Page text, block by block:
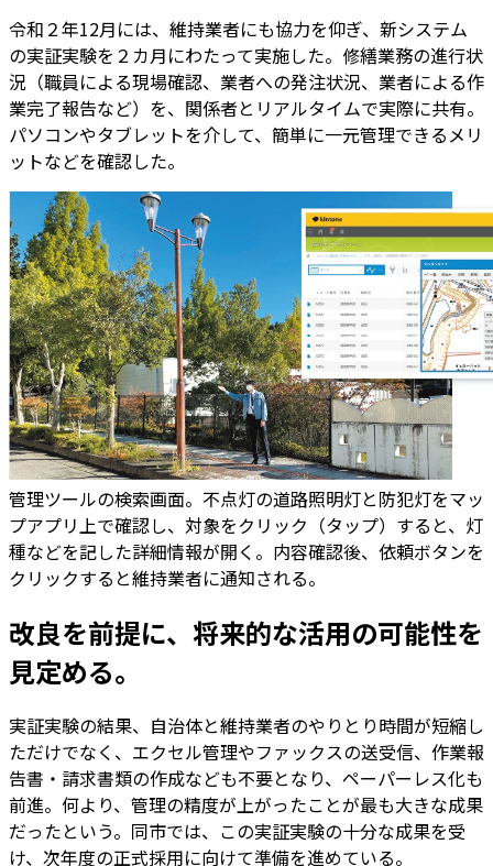
令和２年12月には、維持業者にも協力を仰ぎ、新システム
の実証実験を２カ月にわたって実施した。修繕業務の進行状
況（職員による現場確認、業者への発注状況、業者による作
業完了報告など）を、関係者とリアルタイムで実際に共有。
パソコンやタブレットを介して、簡単に一元管理できるメリ
ットなどを確認した。
管理ツールの検索画面。不点灯の道路照明灯と防犯灯をマッ
プアプリ上で確認し、対象をクリック（タップ）すると、灯
種などを記した詳細情報が開く。内容確認後、依頼ボタンを
クリックすると維持業者に通知される。
改良を前提に、将来的な活用の可能性を
見定める。
実証実験の結果、自治体と維持業者のやりとり時間が短縮し
ただけでなく、エクセル管理やファックスの送受信、作業報
告書・請求書類の作成なども不要となり、ペーパーレス化も
前進。何より、管理の精度が上がったことが最も大きな成果
だったという。同市では、この実証実験の十分な成果を受
け、次年度の正式採用に向けて準備を進めている。